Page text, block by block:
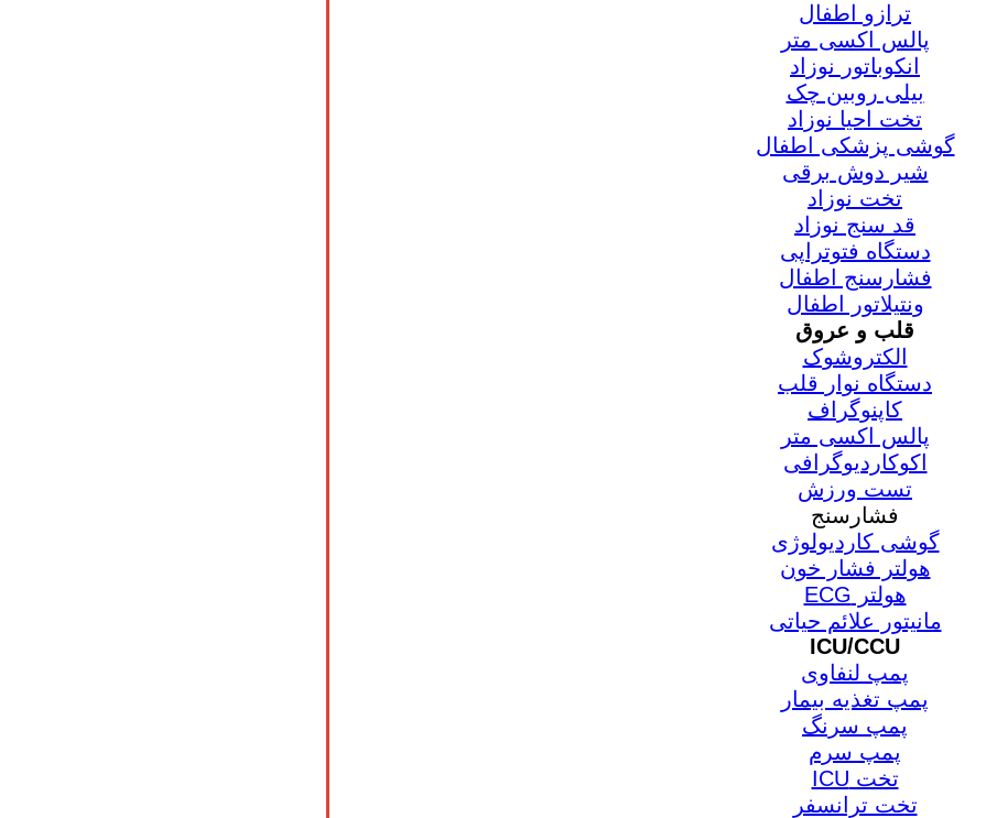
ترازو اطفال
پالس اکسی متر
انکوباتور نوزاد
بیلی روبین چک
تخت احیا نوزاد
گوشی پزشکی اطفال
شیر دوش برقی
تخت نوزاد
قد سنج نوزاد
دستگاه فتوتراپی
فشارسنج اطفال
ونتیلاتور اطفال
قلب و عروق
الکتروشوک
دستگاه نوار قلب
کاپنوگراف
پالس اکسی متر
اکوکاردیوگرافی
تست ورزش
فشارسنج
گوشی کاردیولوژی
هولتر فشار خون
هولتر ECG
مانیتور علائم حیاتی
ICU/CCU
پمپ لنفاوی
پمپ تغذیه بیمار
پمپ سرنگ
پمپ سرم
تخت ICU
تخت ترانسفر